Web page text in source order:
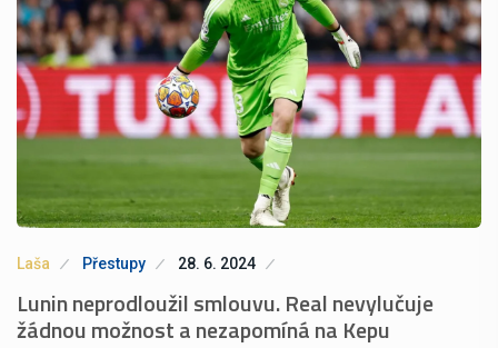
Laša Přestupy 28. 6. 2024
Lunin neprodloužil smlouvu. Real nevylučuje
žádnou možnost a nezapomíná na Kepu